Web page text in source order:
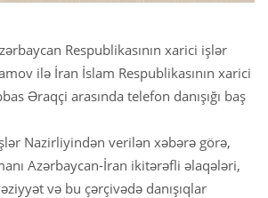
Respublikasının xarici işlər
ilə İran İslam Respublikasının xarici
Əraqçi arasında telefon danışığı baş
Nazirliyindən verilən xəbərə görə,
Azərbaycan-İran ikitərəfli əlaqələri,
və bu çərçivədə danışıqlar